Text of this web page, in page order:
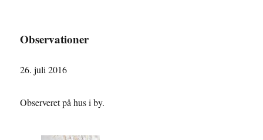
Observationer
26. juli 2016
Observeret på hus i by.